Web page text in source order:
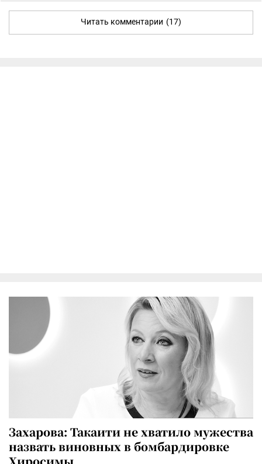
Читать комментарии (17)
Захарова: Такаити не хватило мужества
назвать виновных в бомбардировке
Хиросимы